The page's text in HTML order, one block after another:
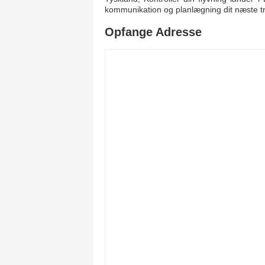
kommunikation og planlægning dit næste
Opfange Adresse